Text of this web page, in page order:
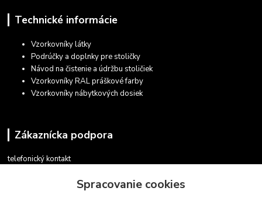
Technické informácie
Vzorkovníky látky
Podrúčky a doplnky pre stoličky
Návod na čistenie a údržbu stoličiek
Vzorkovníky RAL práškové farby
Vzorkovníky nábytkových dosiek
Zákaznícka podpora
telefonický kontakt
v pracovných dňoch 08.30 - 16.00Spracovanie cookies